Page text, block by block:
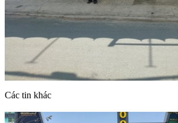
Các tin khác